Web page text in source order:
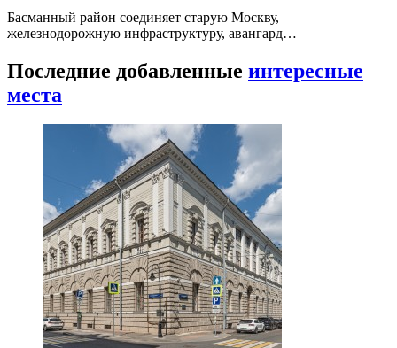
Басманный район соединяет старую Москву,
железнодорожную инфраструктуру, авангард…
Последние добавленные интересные
места